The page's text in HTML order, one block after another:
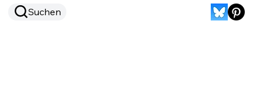
Suchen